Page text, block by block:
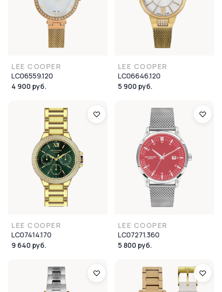
LEE COOPER
LC06559.120
4 900 руб.
LEE COOPER
LC06646.120
5 900 руб.
LEE COOPER
LC07414.170
9 640 руб.
LEE COOPER
LC07271.360
5 800 руб.